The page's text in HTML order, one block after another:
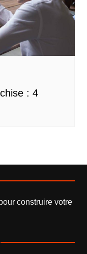
: 4
construire votre